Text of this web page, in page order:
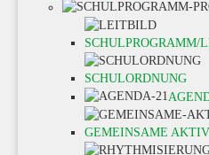
SCHULPROGRAMM/
SCHULORDNUNG
GEMEINSAME